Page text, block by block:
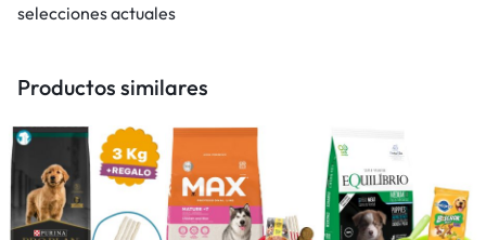
selecciones actuales
Productos similares